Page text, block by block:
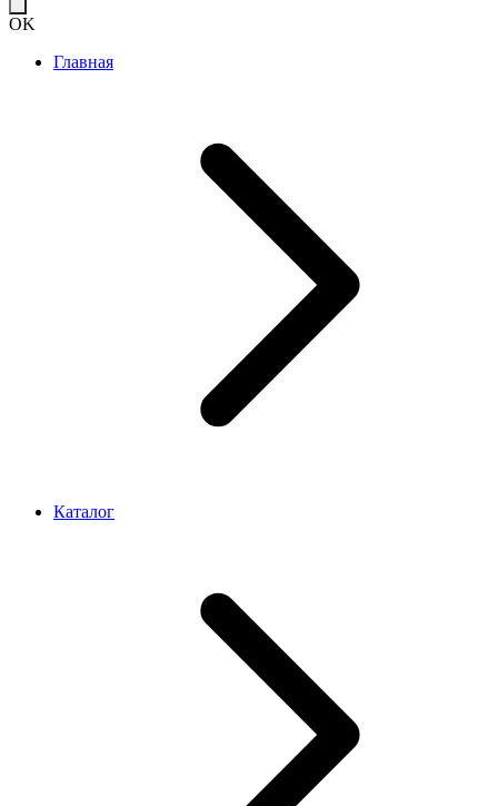
OK
Главная
Каталог